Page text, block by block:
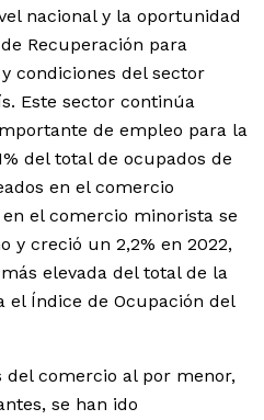
nacional y la oportunidad
Recuperación para
condiciones del sector
Este sector continúa
de empleo para la
del total de ocupados de
en el comercio
el comercio minorista se
y creció un 2,2% en 2022,
elevada del total de la
el Índice de Ocupación del
del comercio al por menor,
se han ido